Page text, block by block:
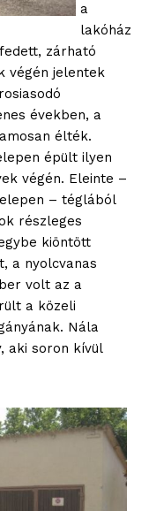
a
lakóház
zárható
végén jelentek
években, a
élték.
épült ilyen
végén. Eleinte –
– téglából
részleges
kiöntött
a nyolcvanas
volt az a
a közeli
Nála
aki soron kívül